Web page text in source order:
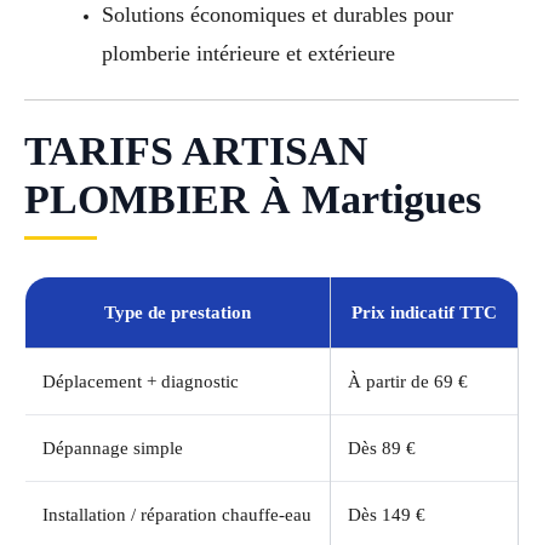
Solutions économiques et durables pour
plomberie intérieure et extérieure
TARIFS ARTISAN
PLOMBIER À Martigues
Type de prestation Prix indicatif TTC
Déplacement + diagnostic À partir de 69 €
Dépannage simple Dès 89 €
Installation / réparation chauffe-eau Dès 149 €